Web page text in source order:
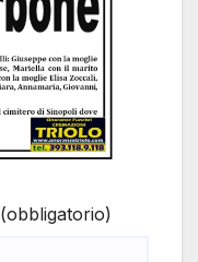
(obbligatorio)